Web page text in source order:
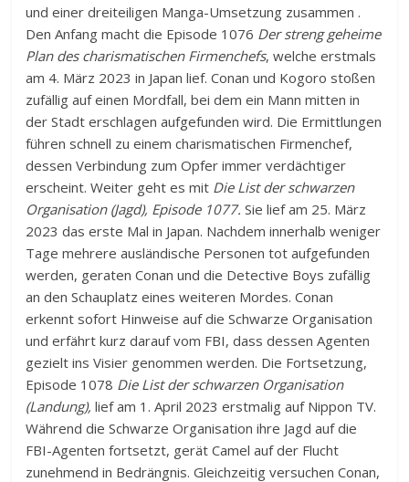
und einer dreiteiligen Manga-Umsetzung zusammen .
Den Anfang macht die Episode 1076 Der streng geheime
Plan des charismatischen Firmenchefs, welche erstmals
am 4. März 2023 in Japan lief. Conan und Kogoro stoßen
zufällig auf einen Mordfall, bei dem ein Mann mitten in
der Stadt erschlagen aufgefunden wird. Die Ermittlungen
führen schnell zu einem charismatischen Firmenchef,
dessen Verbindung zum Opfer immer verdächtiger
erscheint. Weiter geht es mit Die List der schwarzen
Organisation(Jagd), Episode 1077.Sie lief am 25. März
2023 das erste Mal in Japan. Nachdem innerhalb weniger
Tage mehrere ausländische Personen tot aufgefunden
werden, geraten Conan und die Detective Boys zufällig
an den Schauplatz eines weiteren Mordes. Conan
erkennt sofort Hinweise auf die Schwarze Organisation
und erfährt kurz darauf vom FBI, dass dessen Agenten
gezielt ins Visier genommen werden. Die Fortsetzung,
Episode 1078 Die List der schwarzen Organisation
(Landung),lief am 1. April 2023 erstmalig auf Nippon TV.
Während die Schwarze Organisation ihre Jagd auf die
FBI-Agenten fortsetzt, gerät Camel auf der Flucht
zunehmend in Bedrängnis. Gleichzeitig versuchen Conan,